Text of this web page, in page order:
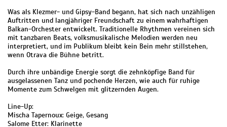
Was als Klezmer- und Gipsy-Band begann, hat sich nach unzähligen
Auftritten und langjähriger Freundschaft zu einem wahrhaftigen
Balkan-Orchester entwickelt. Traditionelle Rhythmen vereinen sich
mit tanzbaren Beats, volksmusikalische Melodien werden neu
interpretiert, und im Publikum bleibt kein Bein mehr stillstehen,
wenn Otrava die Bühne betritt.
Durch ihre unbändige Energie sorgt die zehnköpfige Band für
ausgelassenen Tanz und pochende Herzen, wie auch für ruhige
Momente zum Schwelgen mit glitzernden Augen.
Line-Up:
Mischa Tapernoux: Geige, Gesang
Salome Etter: Klarinette